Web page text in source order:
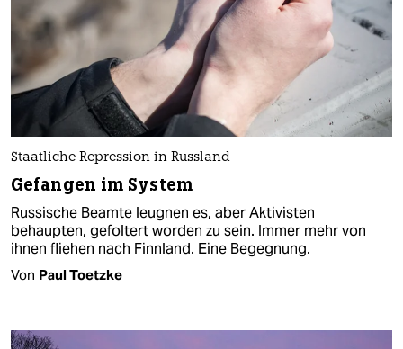
Staatliche Repression in Russland
Gefangen im System
Russische Beamte leugnen es, aber Aktivisten
behaupten, gefoltert worden zu sein. Immer mehr von
ihnen fliehen nach Finnland. Eine Begegnung.
Von Paul Toetzke